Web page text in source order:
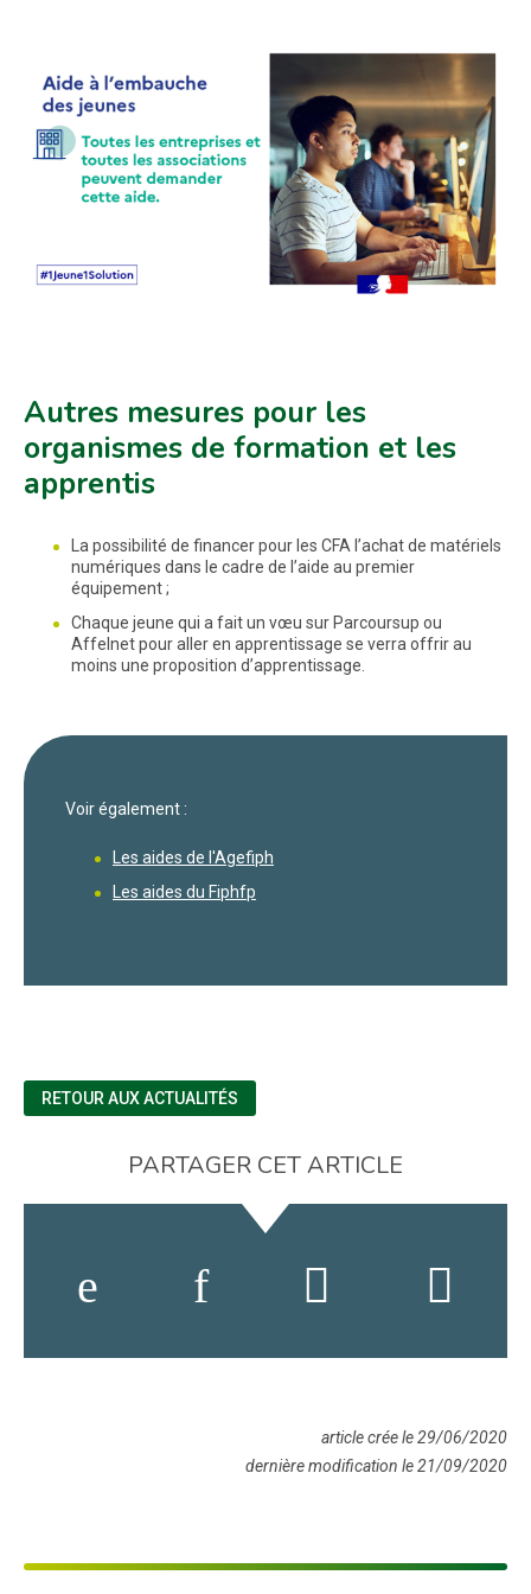
Autres mesures pour les
organismes de formation et les
apprentis
La possibilité de financer pour les CFA l’achat de matériels
numériques dans le cadre de l’aide au premier
équipement ;
Chaque jeune qui a fait un vœu sur Parcoursup ou
Affelnet pour aller en apprentissage se verra offrir au
moins une proposition d’apprentissage.
Voir également :
Les aides de l'Agefiph
Les aides du Fiphfp
RETOUR AUX ACTUALITÉS
PARTAGER CET ARTICLE
article crée le 29/06/2020
dernière modification le 21/09/2020